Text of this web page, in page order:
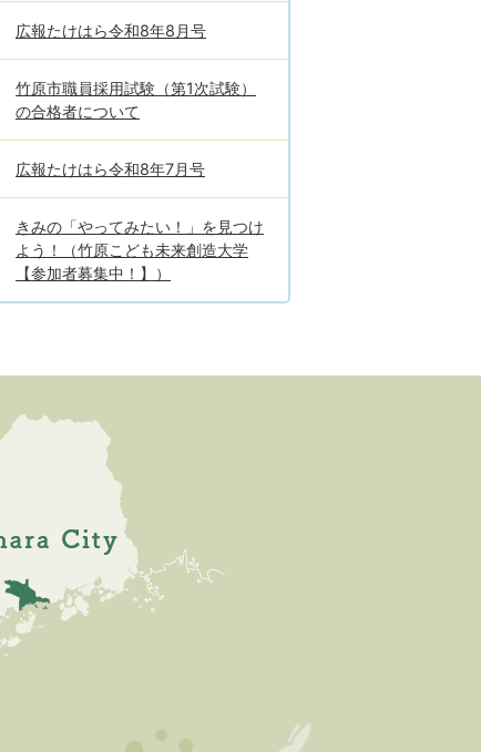
広報たけはら令和8年8月号
竹原市職員採用試験（第1次試験）
の合格者について
広報たけはら令和8年7月号
きみの「やってみたい！」を見つけ
よう！（竹原こども未来創造大学
【参加者募集中！】）